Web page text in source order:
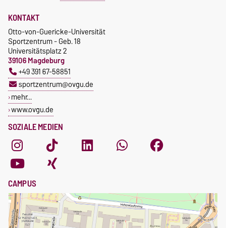
SOZIALE MEDIEN
KONTAKT
Otto-von-Guericke-Universität
Sportzentrum - Geb. 18
Universitätsplatz 2
39106 Magdeburg
+49 391 67-58851
sportzentrum@ovgu.de
mehr…
www.ovgu.de
CAMPUS